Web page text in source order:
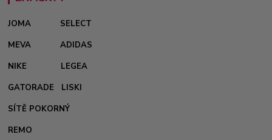
JOMA
SELECT
MEVA
ADIDAS
NIKE
LEGEA
GATORADE
LISKI
SÍTĚ POKORNÝ
REMO